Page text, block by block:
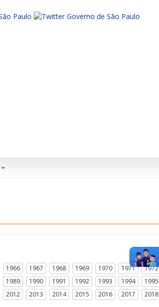
1966 1967 1968 1969 1970 1971
1972
1989 1990 1991 1992 1993 1994
1995
2012 2013 2014 2015 2016 2017
2018